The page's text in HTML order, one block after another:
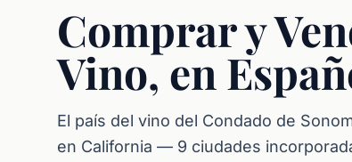
Comprar y
Vino, en
El país del vino del Condado de
en California — 9 ciudades